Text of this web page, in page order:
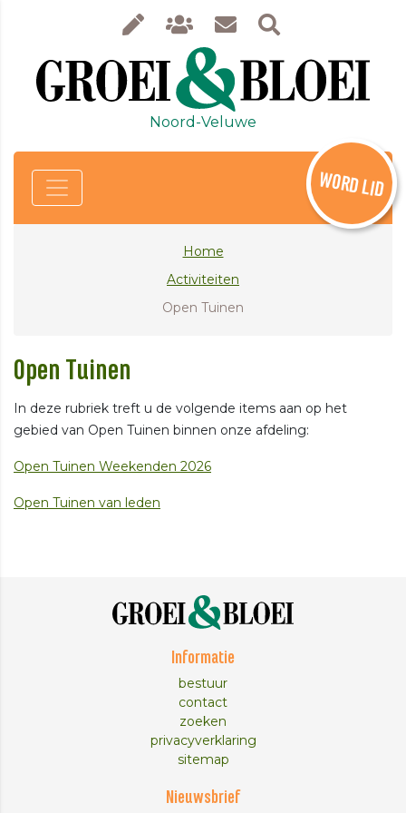
Noord-Veluwe
WORD LID
Home
Activiteiten
Open Tuinen
Open Tuinen
In deze rubriek treft u de volgende items aan op het
gebied van Open Tuinen binnen onze afdeling:
Open Tuinen Weekenden 2026
Open Tuinen van leden
Informatie
bestuur
contact
zoeken
privacyverklaring
sitemap
Nieuwsbrief